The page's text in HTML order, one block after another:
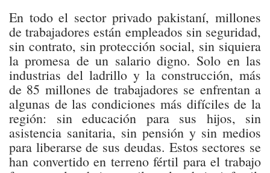
En todo el sector privado pakistaní, millones
de trabajadores están empleados sin seguridad,
sin contrato, sin protección social, sin siquiera
la promesa de un salario digno. Solo en las
industrias del ladrillo y la construcción, más
de 85 millones de trabajadores se enfrentan a
algunas de las condiciones más difíciles de la
región: sin educación para sus hijos, sin
asistencia sanitaria, sin pensión y sin medios
para liberarse de sus deudas. Estos sectores se
han convertido en terreno fértil para el trabajo